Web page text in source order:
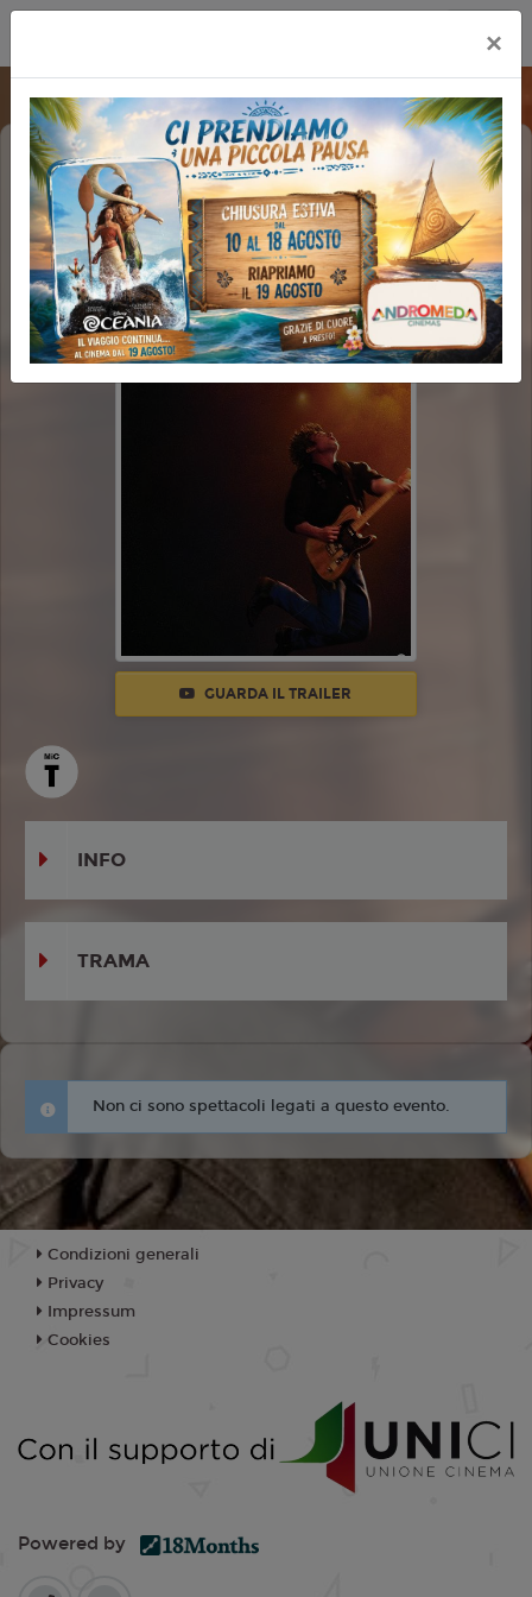
SPRINGSTEEN - LIBERAMI DAL
NULLA (2H00')
GUARDA IL TRAILER
INFO
TRAMA
Non ci sono spettacoli legati a questo evento.
×
Condizioni generali
Privacy
Impressum
Cookies
Powered by